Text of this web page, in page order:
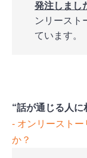
発注しまし
ンリースト
ています。
“話が通じる人に
‐ オンリースト
か？